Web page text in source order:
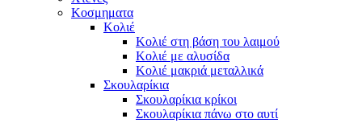
Κοσμηματα
Κολιέ
Κολιέ στη βάση του λαιμού
Κολιέ με αλυσίδα
Κολιέ μακριά μεταλλικά
Σκουλαρίκια
Σκουλαρίκια κρίκοι
Σκουλαρίκια πάνω στο αυτί